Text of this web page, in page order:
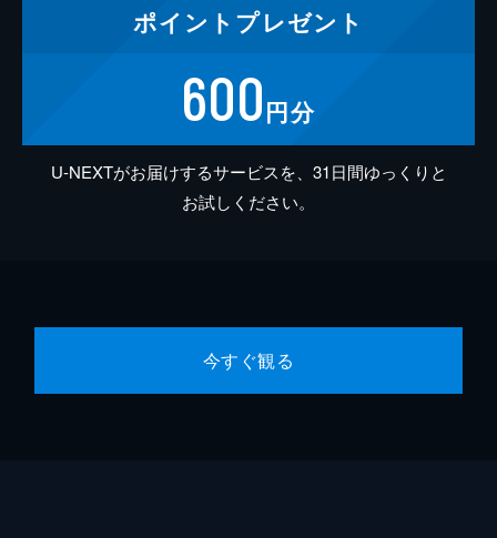
ポイント プレゼント
600円分
U-NEXTがお届けするサービスを、31日間ゆっくりと
お試しください。
今すぐ観る